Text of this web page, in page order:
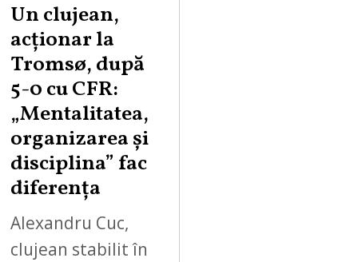
Un clujean,
acționar la
Tromsø, după
5-0 cu CFR:
„Mentalitatea,
organizarea și
disciplina” fac
diferența
Alexandru Cuc,
clujean stabilit în